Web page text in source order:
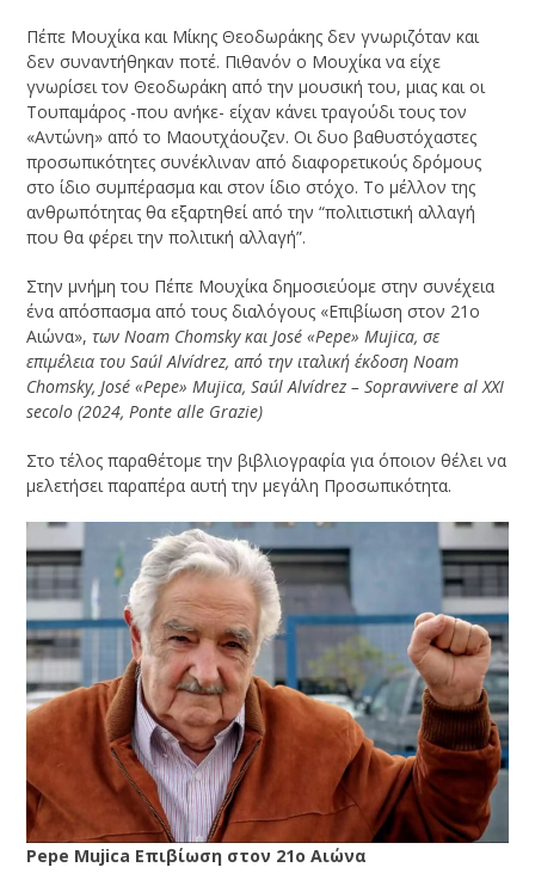
Πέπε Μουχίκα και Μίκης Θεοδωράκης δεν γνωριζόταν και
δεν συναντήθηκαν ποτέ. Πιθανόν ο Μουχίκα να είχε
γνωρίσει τον Θεοδωράκη από την μουσική του, μιας και οι
Τουπαμάρος -που ανήκε- είχαν κάνει τραγούδι τους τον
«Αντώνη» από το Μαουτχάουζεν. Οι δυο βαθυστόχαστες
προσωπικότητες συνέκλιναν από διαφορετικούς δρόμους
στο ίδιο συμπέρασμα και στον ίδιο στόχο. Το μέλλον της
ανθρωπότητας θα εξαρτηθεί από την “πολιτιστική αλλαγή
που θα φέρει την πολιτική αλλαγή”.
Στην μνήμη του Πέπε Μουχίκα δημοσιεύομε στην συνέχεια
ένα απόσπασμα από τους διαλόγους «Επιβίωση στον 21ο
Αιώνα»,των Noam Chomsky και José «Pepe» Mujica, σε
επιμέλεια του Saúl Alvídrez, από την ιταλική έκδοση Noam
Chomsky, José «Pepe» Mujica,Saúl Alvídrez –Sopravvivere al XXI
secolo (2024, Ponte alle Grazie)
Στο τέλος παραθέτομε την βιβλιογραφία για όποιον θέλει να
μελετήσει παραπέρα αυτή την μεγάλη Προσωπικότητα.
Pepe Mujica Επιβίωση στον 21ο Αιώνα